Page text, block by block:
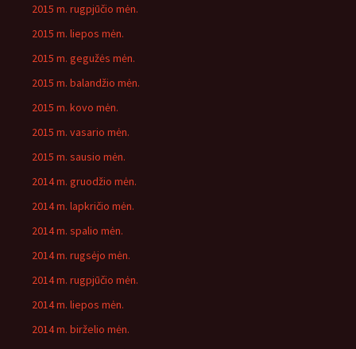
2015 m. rugpjūčio mėn.
2015 m. liepos mėn.
2015 m. gegužės mėn.
2015 m. balandžio mėn.
2015 m. kovo mėn.
2015 m. vasario mėn.
2015 m. sausio mėn.
2014 m. gruodžio mėn.
2014 m. lapkričio mėn.
2014 m. spalio mėn.
2014 m. rugsėjo mėn.
2014 m. rugpjūčio mėn.
2014 m. liepos mėn.
2014 m. birželio mėn.